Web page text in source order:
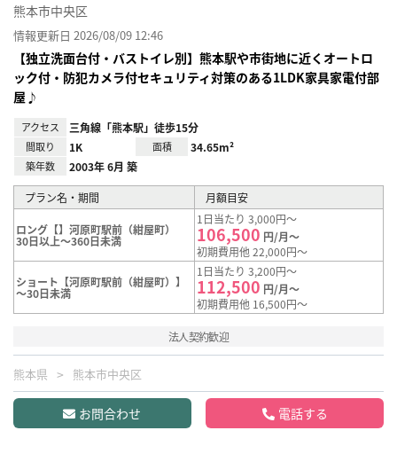
熊本市中央区
情報更新日 2026/08/09 12:46
【独立洗面台付・バストイレ別】熊本駅や市街地に近くオートロ
ック付・防犯カメラ付セキュリティ対策のある1LDK家具家電付部
屋♪
アクセス 三角線「熊本駅」徒歩15分
間取り 1K 面積 34.65m²
築年数 2003年 6月 築
プラン名・期間 月額目安
ロング【】河原町駅前（紺屋町）
30日以上～360日未満
1日当たり 3,000円～
106,500 円/月～
初期費用他 22,000円～
ショート【河原町駅前（紺屋町）】
～30日未満
1日当たり 3,200円～
112,500 円/月～
初期費用他 16,500円～
法人契約歓迎
熊本県 熊本市中央区
お問合わせ 電話する